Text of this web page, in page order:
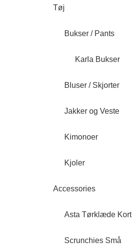
Tøj
Bukser / Pants
Karla Bukser
Bluser / Skjorter
Jakker og Veste
Kimonoer
Kjoler
Accessories
Asta Tørklæde Kort
Scrunchies Små